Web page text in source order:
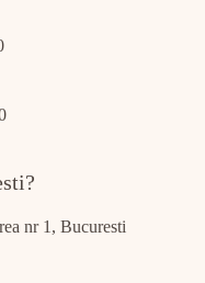
nr 1, Bucuresti